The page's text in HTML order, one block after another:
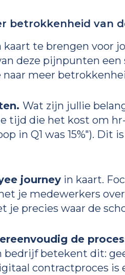
betrokkenheid van
te brengen voor
deze pijnpunten
naar meer
Wat zijn jullie
tijd die het kost om
in Q1 was 15%").
journey in kaart.
je medewerkers
je precies waar de
de
bedrijf betekent dit:
contractproces is